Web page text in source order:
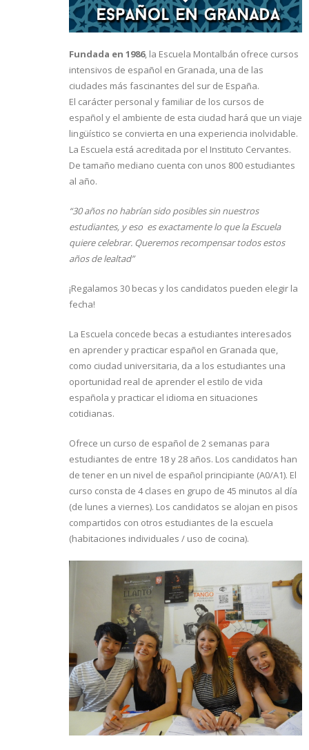
Fundada en 1986, la Escuela Montalbán ofrece cursos
intensivos de español en Granada, una de las
ciudades más fascinantes del sur de España.
El carácter personal y familiar de los cursos de
español y el ambiente de esta ciudad hará que un viaje
lingüístico se convierta en una experiencia inolvidable.
La Escuela está acreditada por el Instituto Cervantes.
De tamaño mediano cuenta con unos 800 estudiantes
al año.
“30 años no habrían sido posibles sin nuestros
estudiantes, y eso es exactamente lo que la Escuela
quiere celebrar. Queremos recompensar todos estos
años de lealtad”
¡Regalamos 30 becas y los candidatos pueden elegir la
fecha!
La Escuela concede becas a estudiantes interesados
en aprender y practicar español en Granada que,
como ciudad universitaria, da a los estudiantes una
oportunidad real de aprender el estilo de vida
española y practicar el idioma en situaciones
cotidianas.
Ofrece un curso de español de 2 semanas para
estudiantes de entre 18 y 28 años. Los candidatos han
de tener en un nivel de español principiante (A0/A1). El
curso consta de 4 clases en grupo de 45 minutos al día
(de lunes a viernes). Los candidatos se alojan en pisos
compartidos con otros estudiantes de la escuela
(habitaciones individuales / uso de cocina).